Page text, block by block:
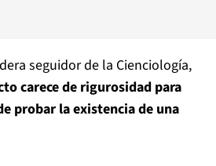
seguidor de la Cienciología,
carece de rigurosidad para
probar la existencia de una